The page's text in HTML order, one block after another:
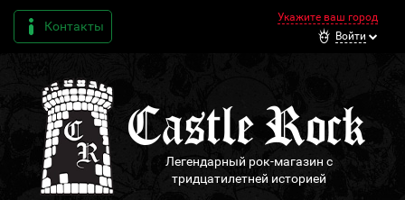
Контакты
Укажите ваш город
Войти
Легендарный рок-магазин с
тридцатилетней историей